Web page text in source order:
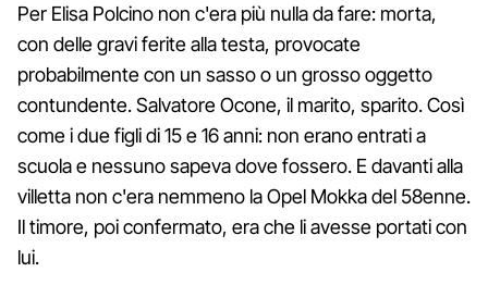
Per Elisa Polcino non c'era più nulla da fare: morta,
con delle gravi ferite alla testa, provocate
probabilmente con un sasso o un grosso oggetto
contundente. Salvatore Ocone, il marito, sparito. Così
come i due figli di 15 e 16 anni: non erano entrati a
scuola e nessuno sapeva dove fossero. E davanti alla
villetta non c'era nemmeno la Opel Mokka del 58enne.
Il timore, poi confermato, era che li avesse portati con
lui.